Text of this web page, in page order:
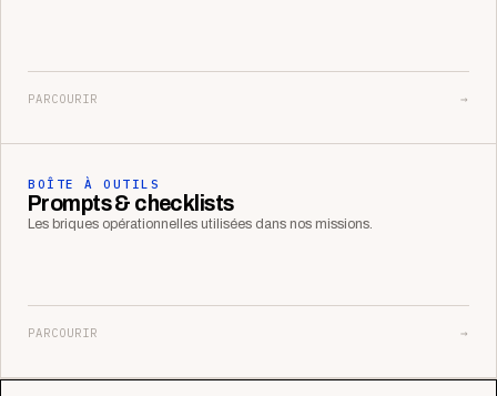
PARCOURIR →
BOÎTE À OUTILS
Prompts & checklists
Les briques opérationnelles utilisées dans nos missions.
PARCOURIR →